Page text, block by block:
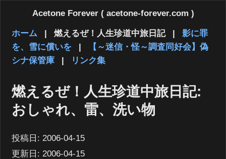
Acetone Forever ( acetone-forever.com )
ホーム 燃えるぜ！人生珍道中旅日記
影に罪
を、雪に償いを
【～迷信・怪～調査同好会】偽
シナ保管庫
リンク集
燃えるぜ！人生珍道中旅日記:
おしゃれ、雷、洗い物
投稿日: 2006-04-15
更新日: 2006-04-15